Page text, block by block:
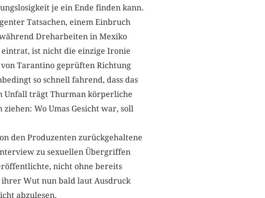
je ein Ende finden kann.
Tatsachen, einem Einbruch
Dreharbeiten in Mexiko
ist nicht die einzige Ironie
Tarantino geprüften Richtung
so schnell fahrend, dass das
Unfall trägt Thurman körperliche
Wo Umas Gesicht war, soll
den Produzenten zurückgehaltene
zu sexuellen Übergriffen
nicht ohne bereits
ihrer Wut nun bald laut Ausdruck
abzulesen.